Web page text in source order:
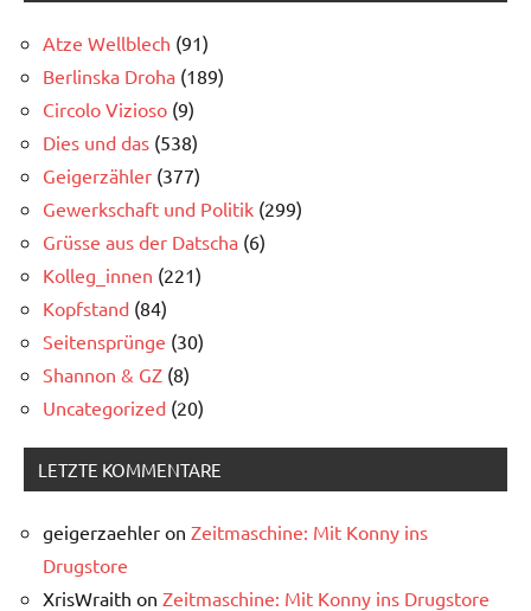
Atze Wellblech (91)
Berlinska Droha (189)
Circolo Vizioso (9)
Dies und das (538)
Geigerzähler (377)
Gewerkschaft und Politik (299)
Grüsse aus der Datscha (6)
Kolleg_innen (221)
Kopfstand (84)
Seitensprünge (30)
Shannon & GZ (8)
Uncategorized (20)
LETZTE KOMMENTARE
geigerzaehler on Zeitmaschine: Mit Konny ins
Drugstore
XrisWraith on Zeitmaschine: Mit Konny ins Drugstore